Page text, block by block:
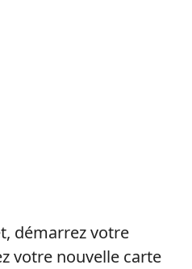
démarrez votre
votre nouvelle carte